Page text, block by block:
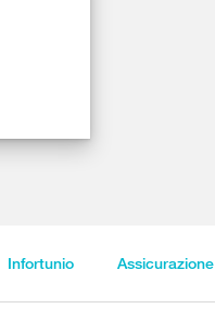
Infortunio Assicurazione